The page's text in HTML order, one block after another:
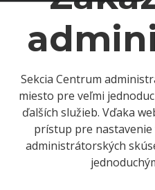
Sekcia Centrum
miesto pre veľmi
ďalších služieb. Vďaka
prístup pre nastavenie
administrátorských